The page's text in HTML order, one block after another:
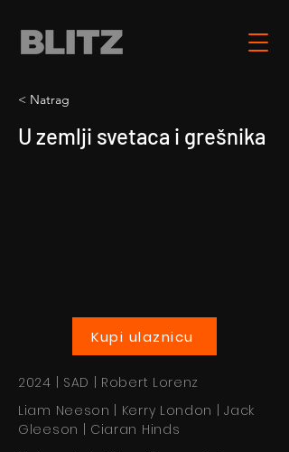
< Natrag
U zemlji svetaca i grešnika
Kupi ulaznicu
2024 | SAD | Robert Lorenz
Liam Neeson | Kerry London | Jack
Gleeson | Ciaran Hinds